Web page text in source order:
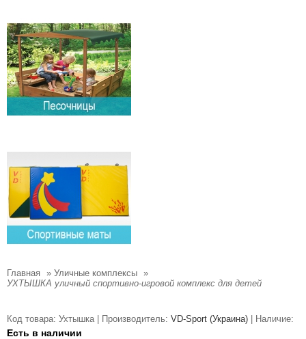
Главная » Уличные комплексы »
УХТЫШКА уличный спортивно-игровой комплекс для детей
Код товара: Ухтышка | Производитель: VD-Sport (Украина) Наличие:
Есть в наличии